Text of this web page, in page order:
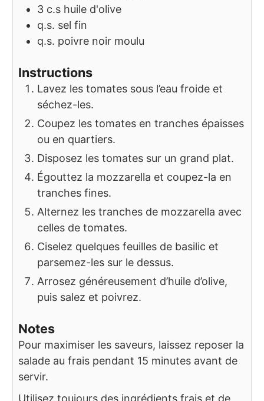
3 c.s huile d'olive
q.s. sel fin
q.s. poivre noir moulu
Instructions
Lavez les tomates sous l’eau froide et
séchez-les.
Coupez les tomates en tranches épaisses
ou en quartiers.
Disposez les tomates sur un grand plat.
Égouttez la mozzarella et coupez-la en
tranches fines.
Alternez les tranches de mozzarella avec
celles de tomates.
Ciselez quelques feuilles de basilic et
parsemez-les sur le dessus.
Arrosez généreusement d’huile d’olive,
puis salez et poivrez.
Notes
Pour maximiser les saveurs, laissez reposer la
salade au frais pendant 15 minutes avant de
servir.
Utilisez toujours des ingrédients frais et de